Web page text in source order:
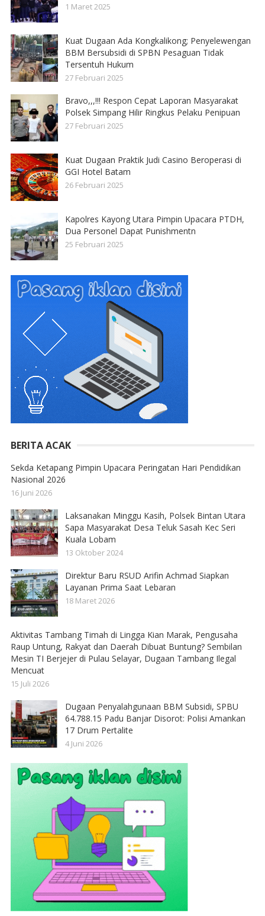
1 Maret 2025
Kuat Dugaan Ada Kongkalikong; Penyelewengan
BBM Bersubsidi di SPBN Pesaguan Tidak
Tersentuh Hukum
27 Februari 2025
Bravo,,,!!! Respon Cepat Laporan Masyarakat
Polsek Simpang Hilir Ringkus Pelaku Penipuan
27 Februari 2025
Kuat Dugaan Praktik Judi Casino Beroperasi di
GGI Hotel Batam
26 Februari 2025
Kapolres Kayong Utara Pimpin Upacara PTDH,
Dua Personel Dapat Punishmentn
25 Februari 2025
BERITA ACAK
Sekda Ketapang Pimpin Upacara Peringatan Hari Pendidikan
Nasional 2026
16 Juni 2026
Laksanakan Minggu Kasih, Polsek Bintan Utara
Sapa Masyarakat Desa Teluk Sasah Kec Seri
Kuala Lobam
13 Oktober 2024
Direktur Baru RSUD Arifin Achmad Siapkan
Layanan Prima Saat Lebaran
18 Maret 2026
Aktivitas Tambang Timah di Lingga Kian Marak, Pengusaha
Raup Untung, Rakyat dan Daerah Dibuat Buntung? Sembilan
Mesin TI Berjejer di Pulau Selayar, Dugaan Tambang Ilegal
Mencuat
15 Juli 2026
Dugaan Penyalahgunaan BBM Subsidi, SPBU
64.788.15 Padu Banjar Disorot: Polisi Amankan
17 Drum Pertalite
4 Juni 2026